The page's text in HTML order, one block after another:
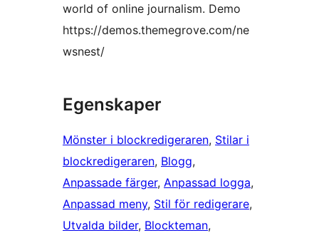
world of online journalism. Demo
https://demos.themegrove.com/ne
wsnest/
Egenskaper
Mönster i blockredigeraren, Stilar i
blockredigeraren, Blogg
Anpassade färger, Anpassad logga
Anpassad meny, Stil för redigerare
Utvalda bilder, Blockteman